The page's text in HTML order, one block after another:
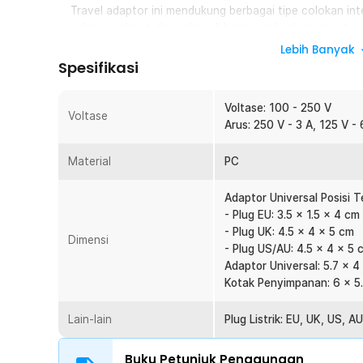
Travel adaptor ini mendukung berbagai tipe colokan
tidak perlu lagi khawatir soal perbedaan bentuk stop
Desain Split yang Fleksibel dan Praktis
ini memberikan fleksibilitas ekstra, memudahkan
ringkas dan rapi di dalam tas atau koper perjalanan
Travel adaptor universal ini cocok digunakan untuk
pebisnis, maupun digital nomad yang membawa
Desain Kompak dan Mudah Dibawa
Ukuran travel adaptor yang ringkas membuatnya
memakan banyak ruang di tas, namun tetap
perjalanan singkat maupun perjalanan panjang lintas
Kelengkapan Produk
Rincian yang Anda dapatkan untuk pembelian produk
Lebih Banyak
Spesifikasi
Voltase
Voltase: 100 - 250 V
Arus: 250 V - 3 A, 125 V -
Material PC
Dimensi
Adaptor Universal Posisi
- Plug EU: 3.5 x 1.5 x 4 cm
- Plug UK: 4.5 x 4 x 5 cm
- Plug US/AU: 4.5 x 4 x 5
Adaptor Universal: 5.7 x
Kotak Penyimpanan: 6 x
Lain-lain Plug Listrik: EU, UK, US, AU
Buku Petunjuk Penggunaan